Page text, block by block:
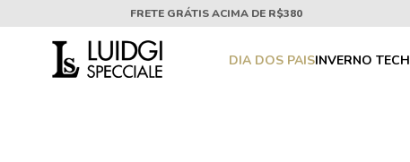
FRETE GRÁTIS ACIMA DE R$380
DIA DOS PAISINVERNO TECH